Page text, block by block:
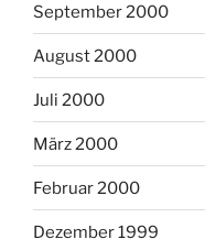
September 2000
August 2000
Juli 2000
März 2000
Februar 2000
Dezember 1999